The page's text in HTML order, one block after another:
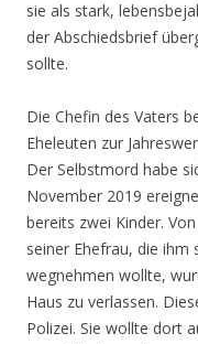
sie als stark,
der Abschiedsbrief
sollte.
Die Chefin des Vaters
Eheleuten zur
Der Selbstmord habe
November 2019
bereits zwei Kinder.
seiner Ehefrau, die ihm
wegnehmen wollte,
Haus zu verlassen.
Polizei. Sie wollte dort